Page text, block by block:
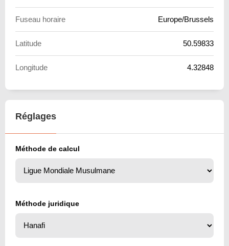
Fuseau horaire Europe/Brussels
Latitude 50.59833
Longitude 4.32848
Réglages
Méthode de calcul
Méthode juridique